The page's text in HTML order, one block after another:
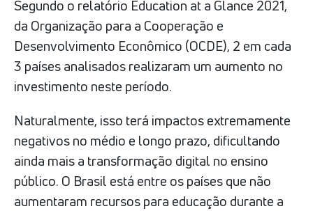
Segundo o relatório Education at a Glance 2021,
da Organização para a Cooperação e
Desenvolvimento Econômico (OCDE), 2 em cada
3 países analisados realizaram um aumento no
investimento neste período.
Naturalmente, isso terá impactos extremamente
negativos no médio e longo prazo, dificultando
ainda mais a transformação digital no ensino
público. O Brasil está entre os países que não
aumentaram recursos para educação durante a